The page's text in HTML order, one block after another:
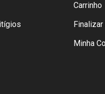
Carrinho
Finalizar
Minha